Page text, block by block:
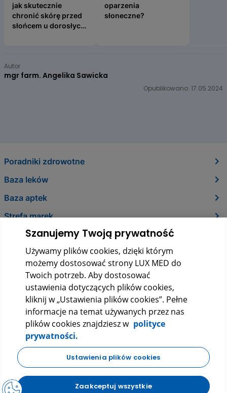
jak skutecznie
chronić skórę przed
słońcem u dorosłych
oparzenia
słoneczne?
of
3
Autor
mgr farm. Angelika Sawicka
Opublikowano: 17.05.2024
Poradniki zdrowotne
Baza leków
Baza aptek
Strefa marek
O nas
Kontakt
LUX MED Sp. z o.o.
ul. Szturmowa 2, 02-678 Warszawa
KRS: 0000265353
NIP: 5272523080
Szanujemy Twoją prywatność
Używamy plików cookies, dzięki którym
możemy dostosować strony LUX MED do
Twoich potrzeb. Aby dostosować
ustawienia dotyczących plików cookies,
kliknij w „Ustawienia plików cookies”. Pełne
informacje na temat używanych przez nas
plików cookies znajdziesz w polityce
prywatności.
Ustawienia plików cookies
Zaakceptuj wszystkie